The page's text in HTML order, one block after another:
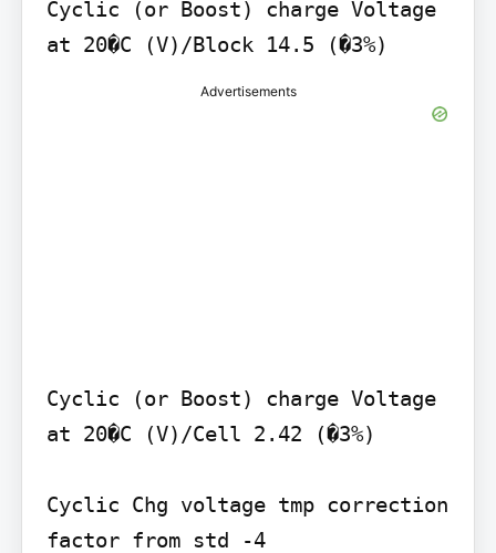
Cyclic (or Boost) charge Voltage
Advertisements
Cyclic (or Boost) charge Voltage
at 20�C (V)/Cell 2.42 (�3%)
Cyclic Chg voltage tmp correction
factor from std -4